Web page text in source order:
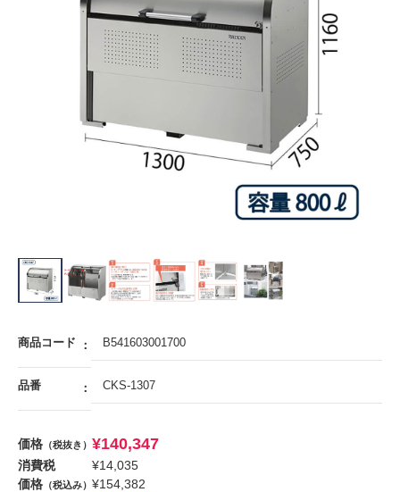
商品コード B541603001700
品番 CKS-1307
価格 （税抜き） ¥140,347
消費税 ¥14,035
価格 （税込み） ¥154,382